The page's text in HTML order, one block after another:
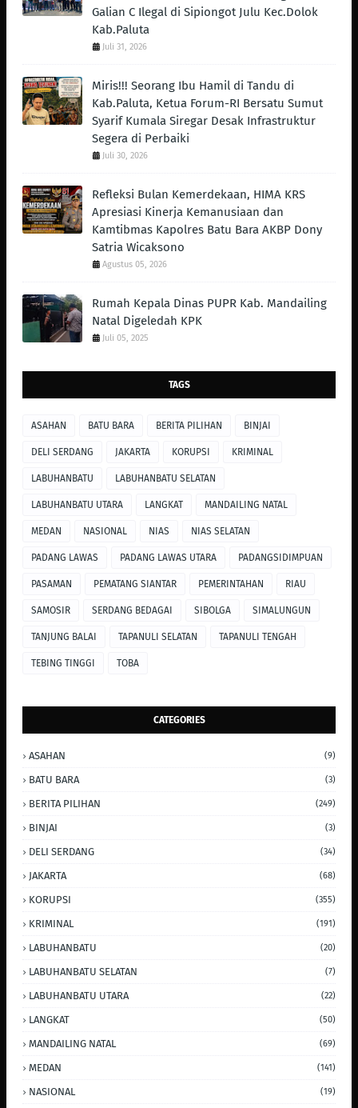
Galian C Ilegal di Sipiongot Julu Kec.Dolok
Kab.Paluta
Juli 31, 2026
Miris!!! Seorang Ibu Hamil di Tandu di
Kab.Paluta, Ketua Forum-RI Bersatu Sumut
Syarif Kumala Siregar Desak Infrastruktur
Segera di Perbaiki
Juli 30, 2026
Refleksi Bulan Kemerdekaan, HIMA KRS
Apresiasi Kinerja Kemanusiaan dan
Kamtibmas Kapolres Batu Bara AKBP Dony
Satria Wicaksono
Agustus 05, 2026
Rumah Kepala Dinas PUPR Kab. Mandailing
Natal Digeledah KPK
Juli 05, 2025
TAGS
ASAHAN BATU BARA BERITA PILIHAN BINJAI
DELI SERDANG JAKARTA KORUPSI KRIMINAL
LABUHANBATU LABUHANBATU SELATAN
LABUHANBATU UTARA LANGKAT MANDAILING NATAL
MEDAN NASIONAL NIAS NIAS SELATAN
PADANG LAWAS PADANG LAWAS UTARA PADANGSIDIMPUAN
PASAMAN PEMATANG SIANTAR PEMERINTAHAN RIAU
SAMOSIR SERDANG BEDAGAI SIBOLGA SIMALUNGUN
TANJUNG BALAI TAPANULI SELATAN TAPANULI TENGAH
TEBING TINGGI TOBA
CATEGORIES
ASAHAN (9)
BATU BARA (3)
BERITA PILIHAN (249)
BINJAI (3)
DELI SERDANG (34)
JAKARTA (68)
KORUPSI (355)
KRIMINAL (191)
LABUHANBATU (20)
LABUHANBATU SELATAN (7)
LABUHANBATU UTARA (22)
LANGKAT (50)
MANDAILING NATAL (69)
MEDAN (141)
NASIONAL (19)